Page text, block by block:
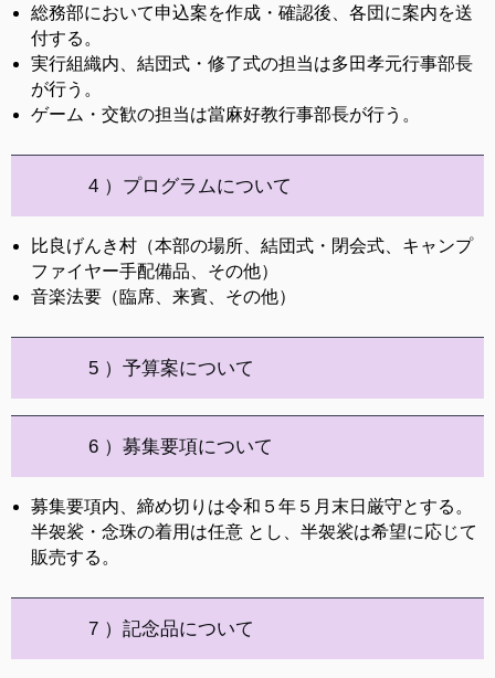
総務部において申込案を作成・確認後、各団に案内を送
付する。
実行組織内、結団式・修了式の担当は多田孝元行事部長
が行う。
ゲーム・交歓の担当は當麻好教行事部長が行う。
4 ）プログラムについて
比良げんき村（本部の場所、結団式・閉会式、キャンプ
ファイヤー手配備品、その他）
音楽法要（臨席、来賓、その他）
5 ）予算案について
6 ）募集要項について
募集要項内、締め切りは令和５年５月末日厳守とする。
半袈裟・念珠の着用は任意 とし、半袈裟は希望に応じて
販売する。
7 ）記念品について